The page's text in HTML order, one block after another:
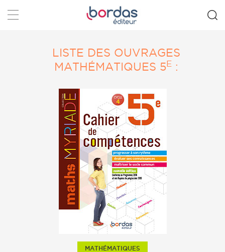
Rechercher
LISTE DES OUVRAGES
MATHÉMATIQUES 5E :
MATHÉMATIQUES